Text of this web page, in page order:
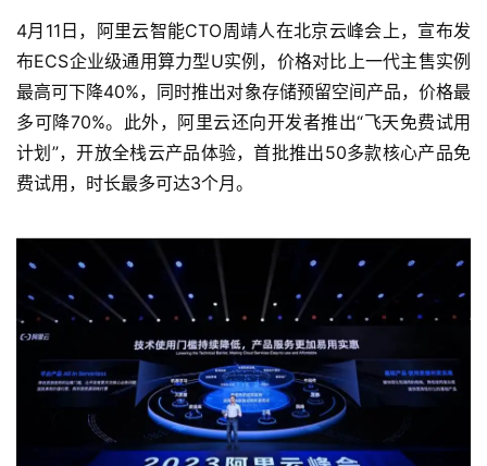
4月11日，阿里云智能CTO周靖人在北京云峰会上，宣布发
布ECS企业级通用算力型U实例，价格对比上一代主售实例
最高可下降40%，同时推出对象存储预留空间产品，价格最
多可降70%。此外，阿里云还向开发者推出“飞天免费试用
计划”，开放全栈云产品体验，首批推出50多款核心产品免
费试用，时长最多可达3个月。